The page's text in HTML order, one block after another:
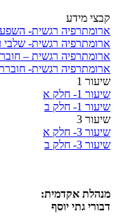
קבצי מידע
ארומתרפיה רגשית-
ארומתרפיה רגשית- שלבי
ארומתרפיה רגשית –
ארומתרפיה רגשית-
שיעור 1
שיעור 1- חלק א
שיעור 1- חלק ב
שיעור 3
שיעור 3- חלק א
שיעור 3- חלק ב
מנהלת אקדמית:
דבורי גתי יוסף